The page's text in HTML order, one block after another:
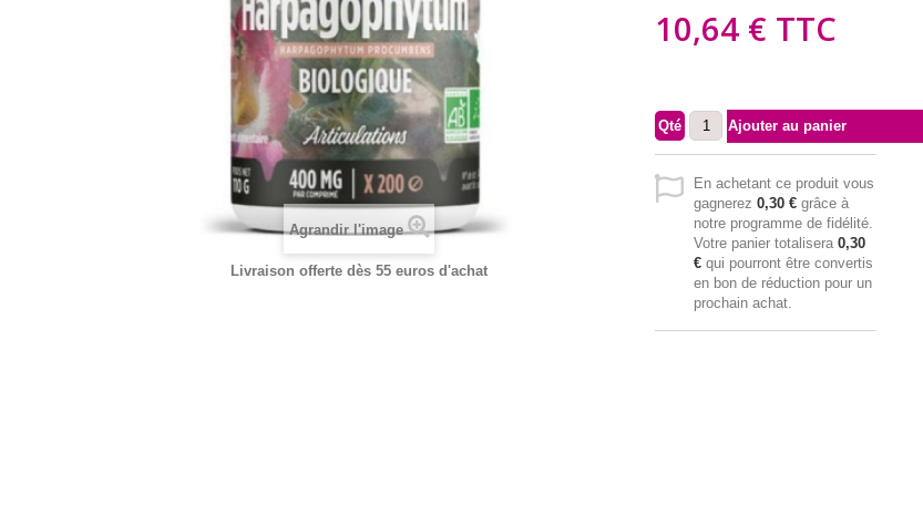
Agrandir l'image
Livraison offerte dès 55 euros d'achat
10,64 € TTC
Qté Ajouter au panier
En achetant ce produit vous
gagnerez 0,30 € grâce à
notre programme de fidélité.
Votre panier totalisera 0,30
€ qui pourront être convertis
en bon de réduction pour un
prochain achat.